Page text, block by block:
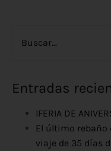
Entradas
¡FERIA DE
El último
viaje de 35 días